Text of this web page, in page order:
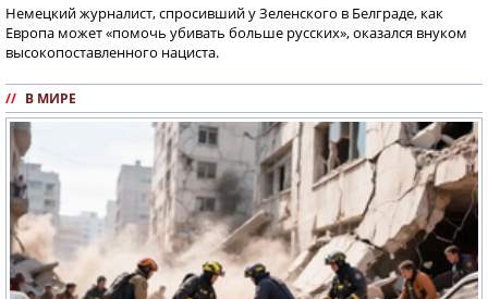
Немецкий журналист, спросивший у Зеленского в Белграде, как
Европа может «помочь убивать больше русских», оказался внуком
высокопоставленного нациста.
// В МИРЕ